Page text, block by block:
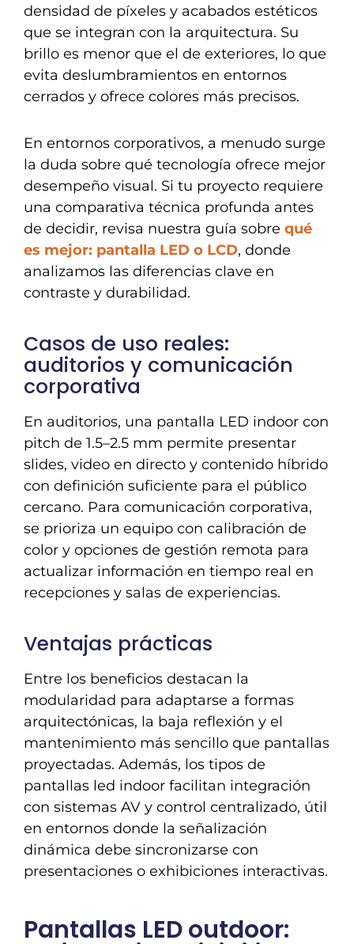
densidad de píxeles y acabados estéticos
que se integran con la arquitectura. Su
brillo es menor que el de exteriores, lo que
evita deslumbramientos en entornos
cerrados y ofrece colores más precisos.
En entornos corporativos, a menudo surge
la duda sobre qué tecnología ofrece mejor
desempeño visual. Si tu proyecto requiere
una comparativa técnica profunda antes
de decidir, revisa nuestra guía sobre qué
es mejor: pantalla LED o LCD, donde
analizamos las diferencias clave en
contraste y durabilidad.
Casos de uso reales:
auditorios y comunicación
corporativa
En auditorios, una pantalla LED indoor con
pitch de 1.5–2.5 mm permite presentar
slides, video en directo y contenido híbrido
con definición suficiente para el público
cercano. Para comunicación corporativa,
se prioriza un equipo con calibración de
color y opciones de gestión remota para
actualizar información en tiempo real en
recepciones y salas de experiencias.
Ventajas prácticas
Entre los beneficios destacan la
modularidad para adaptarse a formas
arquitectónicas, la baja reflexión y el
mantenimiento más sencillo que pantallas
proyectadas. Además, los tipos de
pantallas led indoor facilitan integración
con sistemas AV y control centralizado, útil
en entornos donde la señalización
dinámica debe sincronizarse con
presentaciones o exhibiciones interactivas.
Pantallas LED outdoor: